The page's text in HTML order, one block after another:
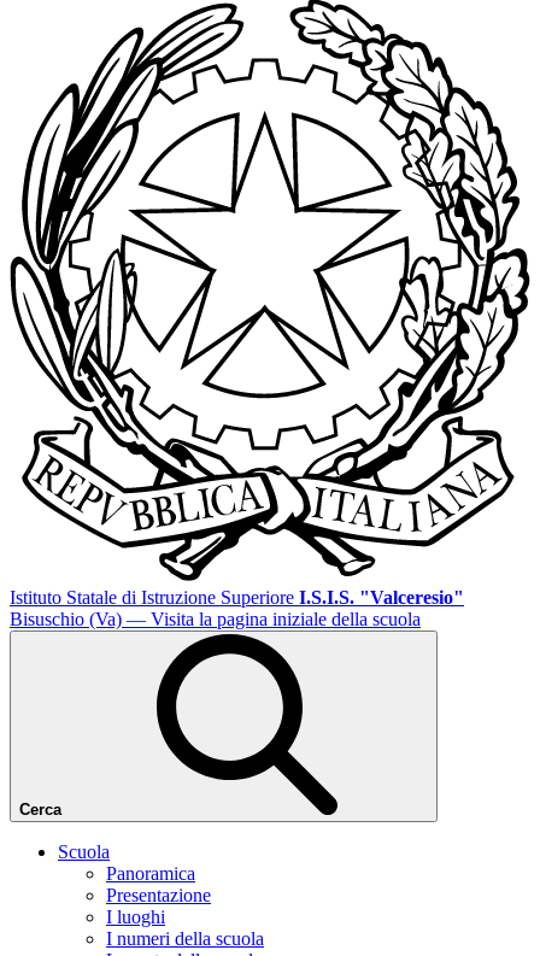
Istituto Statale di Istruzione Superiore I.S.I.S. "Valceresio"
Bisuschio (Va) — Visita la pagina iniziale della scuola
Cerca
Scuola
Panoramica
Presentazione
I luoghi
I numeri della scuola